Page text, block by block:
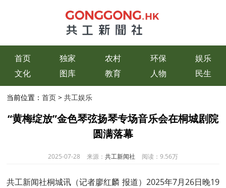
首页 独家 农村 环保
娱乐
文化
图库 教育 人物 民生
当前位置：首页 >共工娱乐
“黄梅绽放”金色琴弦扬琴专场音乐会在桐城剧院
圆满落幕
2025-07-28 来源： 共工新闻社 阅读： 9.56万
共工新闻社桐城讯（记者廖红麟 报道）2025年7月26日晚19